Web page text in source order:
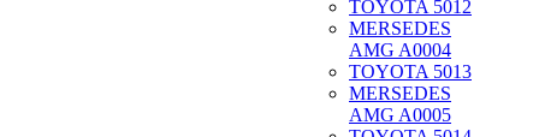
TOYOTA 5012
MERSEDES
AMG A0004
TOYOTA 5013
MERSEDES
AMG A0005